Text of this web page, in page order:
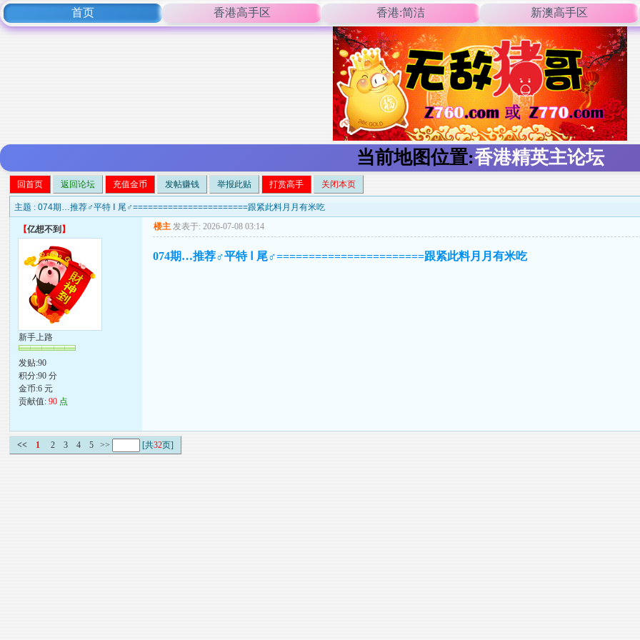
首页 香港高手区 香港:简洁 新澳高手区
当前地图位置:香港精英主论坛
回首页 返回论坛 充值金币 发帖赚钱 举报此贴 打赏高手 关闭本页
主题 :074期…推荐♂平特 Ⅰ 尾♂=======================跟紧此料月月有米吃
【亿想不到 】
新手上路
发贴:90
积分:90 分
金币:6 元
贡献值:90 点
楼主 发表于: 2026-07-08 03:14
074期…推荐♂平特 Ⅰ 尾♂=======================跟紧此料月月有米吃
<< 1 2 3 4 5 >> [共32页]